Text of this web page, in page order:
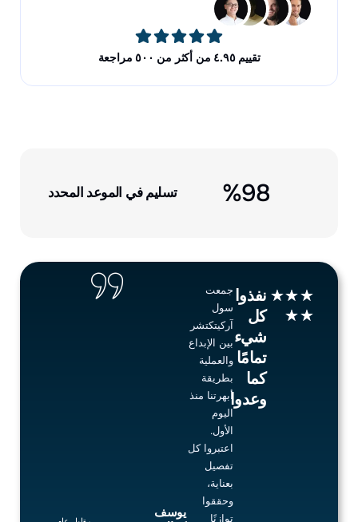
تقييم ٤.٩٥ من أكثر من ٥٠٠ مراجعة
تسليم في الموعد المحدد 98
%
★
★
★
★
★
Rated
5
out
نفذوا
كل
شيء
تمامًا
كما
وعدوا
جمعت
سول
آركيتكتشر
بين الإبداع
والعملية
بطريقة
أبهرتنا منذ
اليوم
الأول.
اعتبروا كل
تفصيل
بعناية،
وحققوا
توازنًا
يوسف